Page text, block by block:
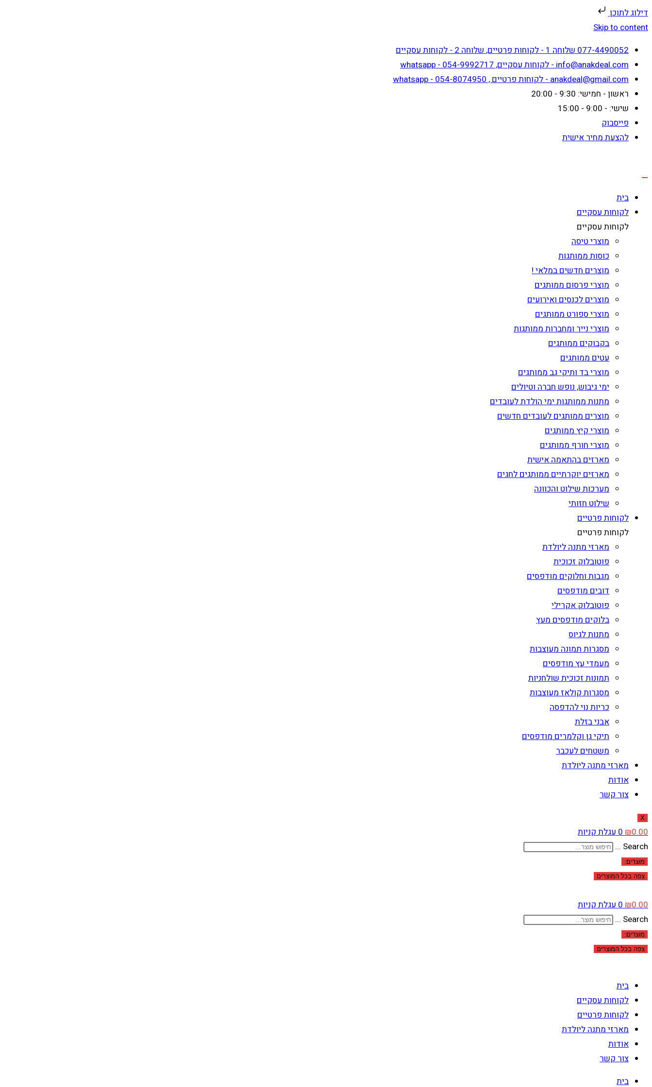
דילוג לתוכן
Skip to content
077-4490052 שלוחה 1 - לקוחות פרטיים, שלוחה 2 - לקוחות עסקיים
info@anakdeal.com - לקוחות עסקיים, whatsapp - 054-9992717
anakdeal@gmail.com - לקוחות פרטיים , whatsapp - 054-8074950
ראשון - חמישי: 9:30 - 20:00
שישי: - 9:00 - 15:00
פייסבוק
להצעת מחיר אישית
בית
לקוחות עסקיים
לקוחות עסקיים
מוצרי טיסה
כוסות ממותגות
מוצרים חדשים במלאי !
מוצרי פרסום ממותגים
מוצרים לכנסים ואירועים
מוצרי ספורט ממותגים
מוצרי נייר ומחברות ממותגות
בקבוקים ממותגים
עטים ממותגים
מוצרי בד ותיקי גב ממותגים
ימי גיבוש, נופש חברה וטיולים
מתנות ממותגות ימי הולדת לעובדים
מוצרים ממותגים לעובדים חדשים
מוצרי קיץ ממותגים
מוצרי חורף ממותגים
מארזים בהתאמה אישית
מארזים יוקרתיים ממותגים לחגים
מערכות שילוט והכוונה
שילוט חזותי
לקוחות פרטיים
לקוחות פרטיים
מארזי מתנה ליולדת
פוטובלוק זכוכית
מגבות וחלוקים מודפסים
דובים מודפסים
פוטובלוק אקרילי
בלוקים מודפסים מעץ
מתנות לגיוס
מסגרות תמונה מעוצבות
מעמדי עץ מודפסים
תמונות זכוכית שולחניות
מסגרות קולאז מעוצבות
כריות נוי להדפסה
אבני בזלת
תיקי גן וקלמרים מודפסים
משטחים לעכבר
מארזי מתנה ליולדת
אודות
צור קשר
X
₪0.00
0עגלת קניות
Search ...
מוצרים:
צפה בכל המוצרים
₪0.00
0עגלת קניות
Search ...
מוצרים:
צפה בכל המוצרים
בית
לקוחות עסקיים
לקוחות פרטיים
מארזי מתנה ליולדת
אודות
צור קשר
בית